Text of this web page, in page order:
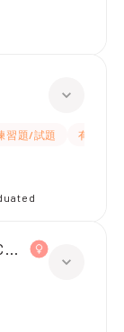
習題/試題
有耐性
中二)